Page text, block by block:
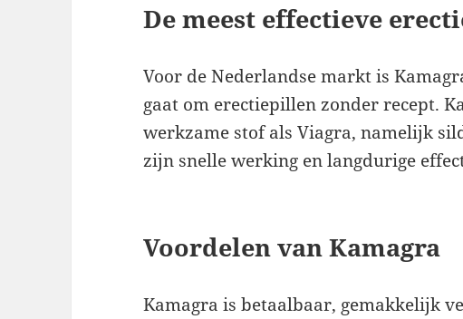
De meest effectieve
Voor de Nederlandse markt is
gaat om erectiepillen zonder recept.
werkzame stof als Viagra, namelijk
zijn snelle werking en langdurige
Voordelen van Kamagra
Kamagra is betaalbaar, gemakkelijk